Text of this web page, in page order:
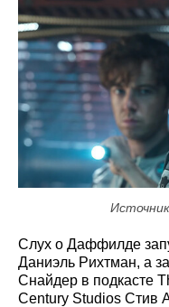
Слух о Даффилде
Даниэль Рихтман, а
Снайдер в подкасте
Century Studios Стив